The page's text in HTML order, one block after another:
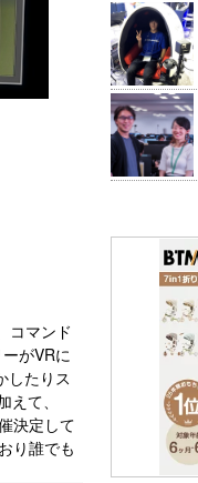
コマンド
がVRに
したりス
て、
決定して
り誰でも